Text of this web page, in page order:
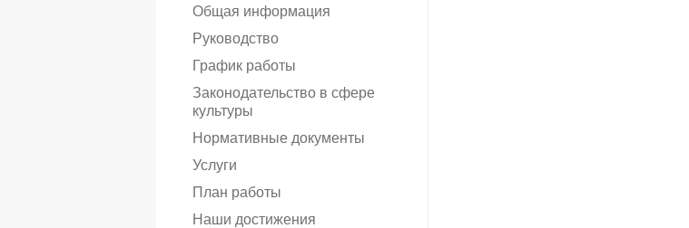
Общая информация
Руководство
График работы
Законодательство в сфере
культуры
Нормативные документы
Услуги
План работы
Наши достижения